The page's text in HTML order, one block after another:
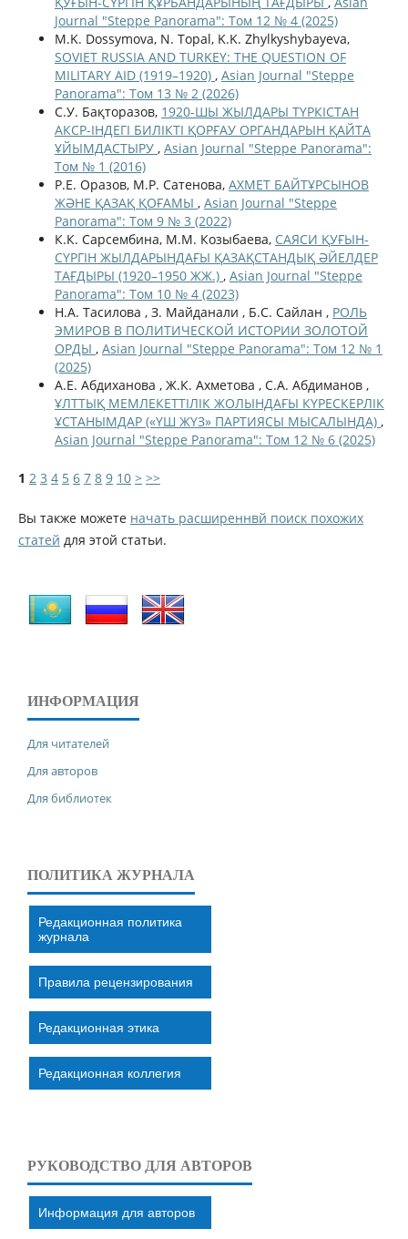
Journal "Steppe Panorama": Том 12 № 4 (2025)
M.K. Dossymova, N. Topal, K.K. Zhylkyshybayeva,
SOVIET RUSSIA AND TURKEY: THE QUESTION OF
MILITARY AID (1919–1920) , Asian Journal "Steppe
Panorama": Том 13 № 2 (2026)
С.У. Бақторазов, 1920-ШЫ ЖЫЛДАРЫ ТҮРКІСТАН
АКСР-ІНДЕГІ БИЛІКТІ ҚОРҒАУ ОРГАНДАРЫН ҚАЙТА
ҰЙЫМДАСТЫРУ , Asian Journal "Steppe Panorama":
Том № 1 (2016)
Р.Е. Оразов, М.Р. Сатенова, АХМЕТ БАЙТҰРСЫНОВ
ЖӘНЕ ҚАЗАҚ ҚОҒАМЫ , Asian Journal "Steppe
Panorama": Том 9 № 3 (2022)
К.К. Сарсембина, М.М. Козыбаева, САЯСИ ҚУҒЫН-
СҮРГІН ЖЫЛДАРЫНДАҒЫ ҚАЗАҚСТАНДЫҚ ӘЙЕЛДЕР
ТАҒДЫРЫ (1920–1950 ЖЖ.) , Asian Journal "Steppe
Panorama": Том 10 № 4 (2023)
Н.А. Тасилова , З. Мaйдaнaли , Б.С. Сайлан , РОЛЬ
ЭМИРОВ В ПОЛИТИЧЕСКОЙ ИСТОРИИ ЗОЛОТОЙ
ОРДЫ , Asian Journal "Steppe Panorama": Том 12 № 1
(2025)
А.Е. Абдиханова , Ж.К. Ахметова , С.А. Абдиманов ,
ҰЛТТЫҚ МЕМЛЕКЕТТІЛІК ЖОЛЫНДАҒЫ КҮРЕСКЕРЛІК
ҰСТАНЫМДАР («ҮШ ЖҮЗ» ПАРТИЯСЫ МЫСАЛЫНДА) ,
Asian Journal "Steppe Panorama": Том 12 № 6 (2025)
1 2 3 4 5 6 7 8 9 10 > >>
Вы также можете начать расширеннвй поиск похожих
статей для этой статьи.
ИНФОРМАЦИЯ
Для читателей
Для авторов
Для библиотек
ПОЛИТИКА ЖУРНАЛА
Редакционная политика
журнала
Правила рецензирования
Редакционная этика
Редакционная коллегия
РУКОВОДСТВО ДЛЯ АВТОРОВ
Информация для авторов